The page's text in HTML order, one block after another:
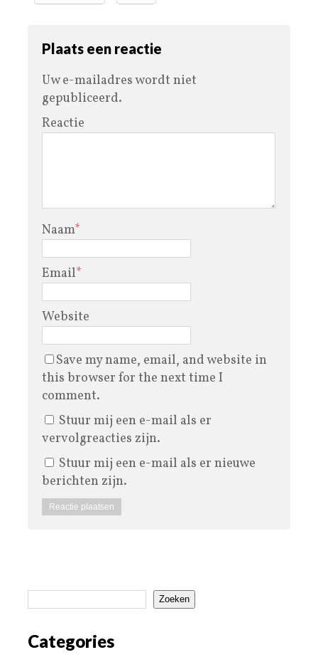
Plaats een reactie
Uw e-mailadres wordt niet
gepubliceerd.
Reactie
Naam*
Email*
Website
Save my name, email, and website in
this browser for the next time I
comment.
Stuur mij een e-mail als er
vervolgreacties zijn.
Stuur mij een e-mail als er nieuwe
berichten zijn.
Zoeken
Categories